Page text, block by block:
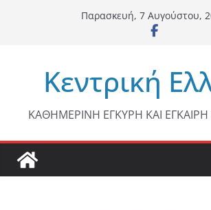
Παρασκευή, 7 Αυγούστου,
Κεντρική
ΚΑΘΗΜΕΡΙΝΗ ΕΓΚΥΡΗ ΚΑΙ